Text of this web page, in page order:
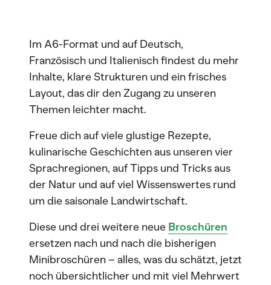
Im A6-Format und auf Deutsch,
Französisch und Italienisch findest du mehr
Inhalte, klare Strukturen und ein frisches
Layout, das dir den Zugang zu unseren
Themen leichter macht.
Freue dich auf viele glustige Rezepte,
kulinarische Geschichten aus unseren vier
Sprachregionen, auf Tipps und Tricks aus
der Natur und auf viel Wissenswertes rund
um die saisonale Landwirtschaft.
Diese und drei weitere neue Broschüren
ersetzen nach und nach die bisherigen
Minibroschüren – alles, was du schätzt, jetzt
noch übersichtlicher und mit viel Mehrwert